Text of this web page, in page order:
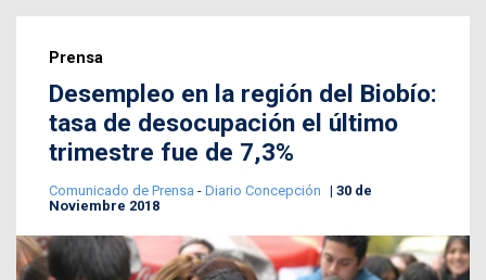
Prensa
Desempleo en la región del Biobío:
tasa de desocupación el último
trimestre fue de 7,3%
Comunicado de Prensa - Diario Concepción
30 de
Noviembre 2018